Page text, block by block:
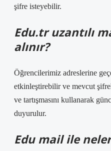
şifre isteyebilir.
Edu.tr uzantılı
alınır?
Öğrencilerimiz adreslerine
etkinleştirebilir ve mevcut
ve tartışmasını kullanarak
duyurulur.
Edu mail ile neler